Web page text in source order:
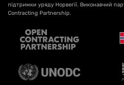
підтримки уряду Норвегії. Виконавчий
Contracting Partnership.